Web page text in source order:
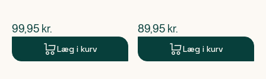
$nuværende pris
99,95 kr.
Læg i kurv
$nuværende pris
89,95 kr.
Læg i kurv